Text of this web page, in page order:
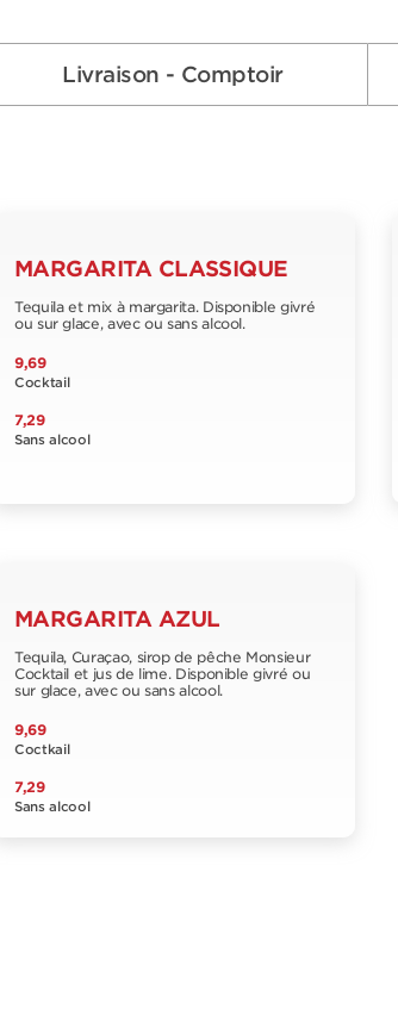
Livraison - Comptoir
MARGARITA CLASSIQUE
Tequila et mix à margarita. Disponible givré
ou sur glace, avec ou sans alcool.
9,69
Cocktail
7,29
Sans alcool
MARGARITA AZUL
Tequila, Curaçao, sirop de pêche Monsieur
Cocktail et jus de lime. Disponible givré ou
sur glace, avec ou sans alcool.
9,69
Coctkail
7,29
Sans alcool